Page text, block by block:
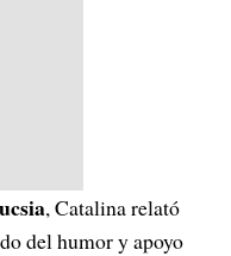
, Catalina relató
del humor y apoyo